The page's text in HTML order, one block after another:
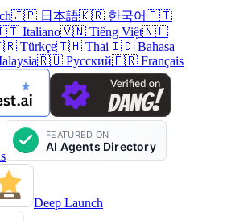
🇯🇵 日本語🇰🇷 한국어🇵🇹
Italiano🇻🇳 Tiếng Việt🇳🇱
Türkçe🇹🇭 Thai🇮🇩 Bahasa
🇷🇺 Русский🇫🇷 Français
Deep Launch